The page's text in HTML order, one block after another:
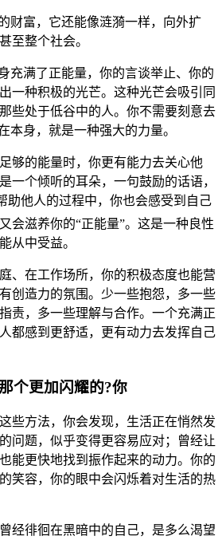
财富，它还能像涟漪一样，向外扩
至整个社会。
充满了正能量，你的言谈举止、你的
一种积极的光芒。这种光芒会吸引同
些处于低谷中的人。你不需要刻意去
本身，就是一种强大的力量。
够的能量时，你更有能力去关心他
一个倾听的耳朵，一句鼓励的话语，
助他人的过程中，你也会感受到自己
会滋养你的“正能量”。这是一种良性
从中受益。
、在工作场所，你的积极态度也能营
创造力的氛围。少一些抱怨，多一些
责，多一些理解与合作。一个充满正
都感到更舒适，更有动力去发挥自己
个更加闪耀的?你
些方法，你会发现，生活正在悄然发
问题，似乎变得更容易应对；曾经让
能更快地找到振作起来的动力。你的
笑容，你的眼中会闪烁着对生活的热
经徘徊在黑暗中的自己，是多么渴望